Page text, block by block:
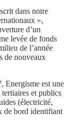
dans notre
»,
d’un
levée de fonds
de l’année
de nouveaux
Energisme est une
et publics
(électricité,
de bord identifiant